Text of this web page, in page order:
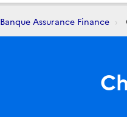
Banque Assurance Finance